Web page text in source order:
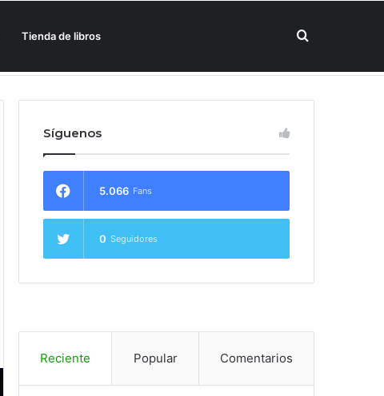
Tienda de libros Buscar
Síguenos
5.066 Fans
0 Seguidores
Reciente Popular Comentarios